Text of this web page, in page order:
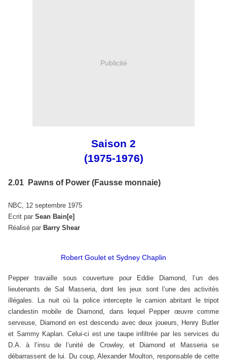
Publicité
Saison 2
(1975-1976)
2.01 Pawns of Power (Fausse monnaie)
NBC, 12 septembre 1975
Ecrit par Sean Bain[e]
Réalisé par Barry Shear
Robert Goulet et Sydney Chaplin
Pepper travaille sous couverture pour Eddie Diamond, l’un des
lieutenants de Sal Masseria, dont les jeux sont l’une des activités
illégales. La nuit où la police intercepte le camion abritant le tripot
clandestin mobile de Diamond, dans lequel Pepper œuvre comme
serveuse, Diamond en est descendu avec deux joueurs, Henry Butler
et Sammy Kaplan. Celui-ci est une taupe infiltrée par les services du
D.A. à l’insu de l’unité de Crowley, et Diamond et Masseria se
débarrassent de lui. Du coup, Alexander Moulton, responsable de cette